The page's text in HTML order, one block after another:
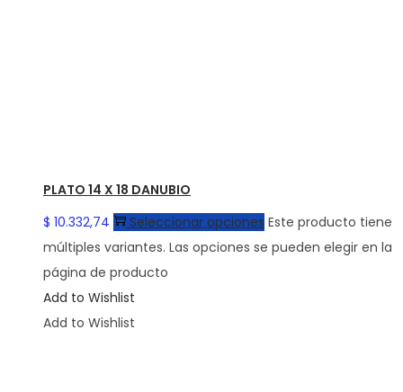
PLATO 14 X 18 DANUBIO
$ 10.332,74 Seleccionar opciones Este producto tiene
múltiples variantes. Las opciones se pueden elegir en la
página de producto
Add to Wishlist
Add to Wishlist